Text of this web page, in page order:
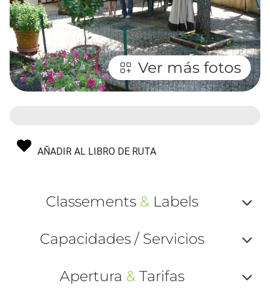
Ver más fotos
AÑADIR AL LIBRO DE RUTA
Classements &Labels
ou
Capacidades / Servicios
ou
Apertura &Tarifas